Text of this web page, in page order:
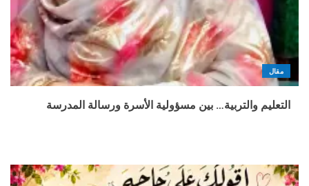
مقال
التعليم والتربية… بين مسؤولية الأسرة ورسالة المدرسة